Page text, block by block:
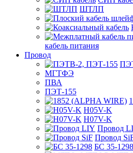
ШТЛП
кабель питания
Провод
МГТФЭ
ПВА
ПЭТ-155
H05V-K
H07V-K
Провод
Провод
БС 35-1298